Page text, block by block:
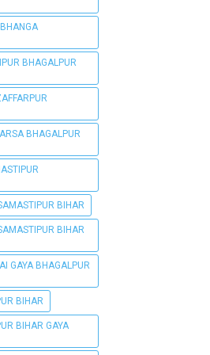
BHAGALPUR
BHAGALPUR
BIHAR
BIHAR
GAYA BHAGALPUR
BIHAR
BIHAR GAYA